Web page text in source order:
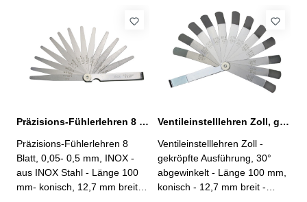
Präzisions-Fühlerlehren 8 Blatt, 0,05- 0,5 mm, INOX-Stahl
Präzisions-Fühlerlehren 8
Blatt, 0,05- 0,5 mm, INOX -
aus INOX Stahl - Länge 100
mm- konisch, 12,7 mm breit -
Ventileinstelllehren Zoll, gekröpft
Ventileinstelllehren Zoll -
gekröpfte Ausführung, 30°
abgewinkelt - Länge 100 mm,
konisch - 12,7 mm breit -